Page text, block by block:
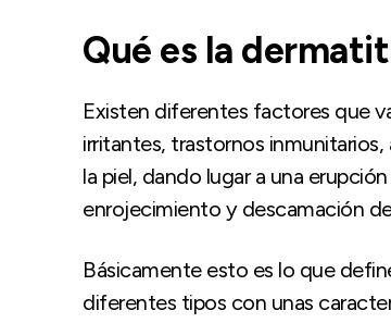
Qué es la
Existen diferentes factores que
irritantes, trastornos
la piel, dando lugar a una
enrojecimiento y descamación
Básicamente esto es lo que
diferentes tipos con unas